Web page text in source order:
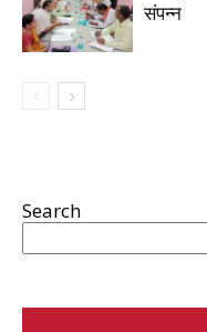
संपन्न
Search